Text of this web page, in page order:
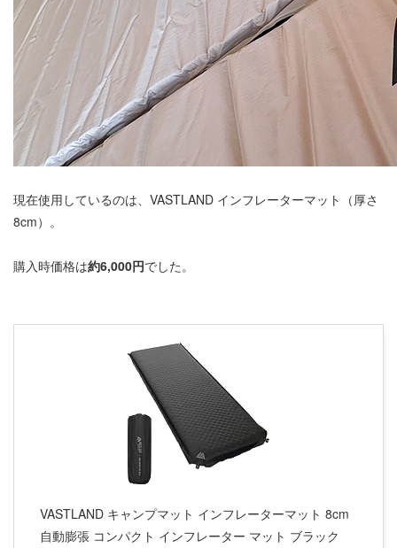
現在使用しているのは、VASTLAND インフレーターマット（厚さ
8cm）。
購入時価格は約6,000円でした。
VASTLAND キャンプマット インフレーターマット 8cm
自動膨張 コンパクト インフレーター マット ブラック